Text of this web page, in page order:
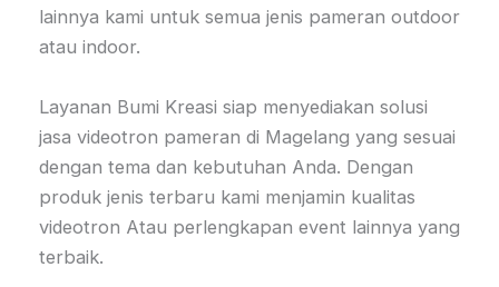
lainnya kami untuk semua jenis pameran outdoor
atau indoor.
Layanan Bumi Kreasi siap menyediakan solusi
jasa videotron pameran di Magelang yang sesuai
dengan tema dan kebutuhan Anda. Dengan
produk jenis terbaru kami menjamin kualitas
videotron Atau perlengkapan event lainnya yang
terbaik.